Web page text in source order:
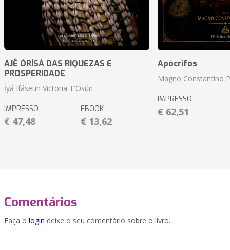
AJÊ ÒRÍSÁ DAS RIQUEZAS E
PROSPERIDADE
İyá Ifáseun Victoria T'Osún
IMPRESSO
€ 47,48
EBOOK
€ 13,62
Apócrifos
Magno Constantino
IMPRESSO
€ 62,51
Comentários
Faça o login deixe o seu comentário sobre o livro.